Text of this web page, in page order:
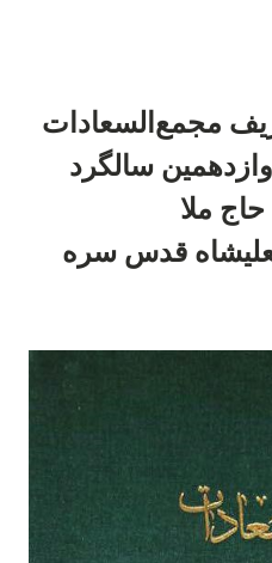
مجمع‌السعادات
سالگرد
ملا
قدس سره